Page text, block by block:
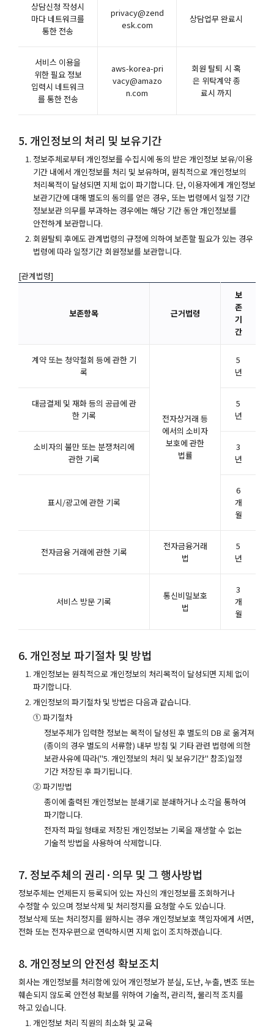
상담신청 작성시
마다 네트워크를
통한 전송
privacy@zend
esk.com
상담업무 완료시
서비스 이용을
위한 필요 정보
입력시 네트워크
를 통한 전송
aws-korea-pri
vacy@amazo
n.com
회원 탈퇴 시 혹
은 위탁계약 종
료시 까지
5. 개인정보의 처리 및 보유기간
정보주체로부터 개인정보를 수집시에 동의 받은 개인정보 보유/이용
기간 내에서 개인정보를 처리 및 보유하며, 원칙적으로 개인정보의
처리목적이 달성되면 지체 없이 파기합니다. 단, 이용자에게 개인정보
보관기간에 대해 별도의 동의를 얻은 경우, 또는 법령에서 일정 기간
정보보관 의무를 부과하는 경우에는 해당 기간 동안 개인정보를
안전하게 보관합니다.
회원탈퇴 후에도 관계법령의 규정에 의하여 보존할 필요가 있는 경우
법령에 따라 일정기간 회원정보를 보관합니다.
[관계법령]
보존항목 근거법령
보
존
기
간
계약 또는 청약철회 등에 관한 기
록
전자상거래 등
에서의 소비자
보호에 관한
법률
5
년
대금결제 및 재화 등의 공급에 관
한 기록
5
년
소비자의 불만 또는 분쟁처리에
관한 기록
3
년
표시/광고에 관한 기록
6
개
월
전자금융 거래에 관한 기록
전자금융거래
법
5
년
서비스 방문 기록
통신비밀보호
법
3
개
월
6. 개인정보 파기절차 및 방법
개인정보는 원칙적으로 개인정보의 처리목적이 달성되면 지체 없이
파기합니다.
개인정보의 파기절차 및 방법은 다음과 같습니다.
① 파기절차
정보주체가 입력한 정보는 목적이 달성된 후 별도의 DB 로 옮겨져
(종이의 경우 별도의 서류함) 내부 방침 및 기타 관련 법령에 의한
보관사유에 따라("5. 개인정보의 처리 및 보유기간" 참조)일정
기간 저장된 후 파기됩니다.
② 파기방법
종이에 출력된 개인정보는 분쇄기로 분쇄하거나 소각을 통하여
파기합니다.
전자적 파일 형태로 저장된 개인정보는 기록을 재생할 수 없는
기술적 방법을 사용하여 삭제합니다.
7. 정보주체의 권리·의무 및 그 행사방법
정보주체는 언제든지 등록되어 있는 자신의 개인정보를 조회하거나
수정할 수 있으며 정보삭제 및 처리정지를 요청할 수도 있습니다.
정보삭제 또는 처리정지를 원하시는 경우 개인정보보호 책임자에게 서면,
전화 또는 전자우편으로 연락하시면 지체 없이 조치하겠습니다.
8. 개인정보의 안전성 확보조치
회사는 개인정보를 처리함에 있어 개인정보가 분실, 도난, 누출, 변조 또는
훼손되지 않도록 안전성 확보를 위하여 기술적, 관리적, 물리적 조치를
하고 있습니다.
개인정보 처리 직원의 최소화 및 교육